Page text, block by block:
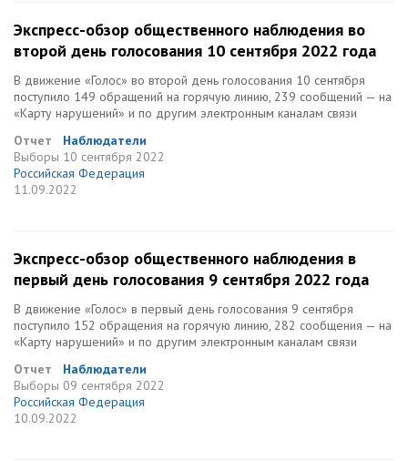
Экспресс-обзор общественного наблюдения во
второй день голосования 10 сентября 2022 года
В движение «Голос» во второй день голосования 10 сентября
поступило 149 обращений на горячую линию, 239 сообщений — на
«Карту нарушений» и по другим электронным каналам связи
Отчет
Наблюдатели
Выборы 10 сентября 2022
Российская Федерация
11.09.2022
Экспресс-обзор общественного наблюдения в
первый день голосования 9 сентября 2022 года
В движение «Голос» в первый день голосования 9 сентября
поступило 152 обращения на горячую линию, 282 сообщения — на
«Карту нарушений» и по другим электронным каналам связи
Отчет
Наблюдатели
Выборы 09 сентября 2022
Российская Федерация
10.09.2022